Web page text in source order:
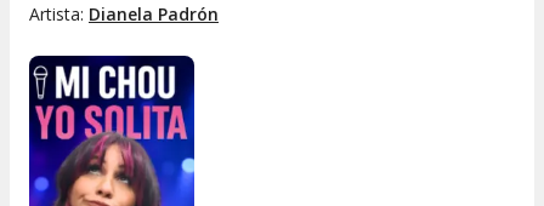
Artista: Dianela Padrón